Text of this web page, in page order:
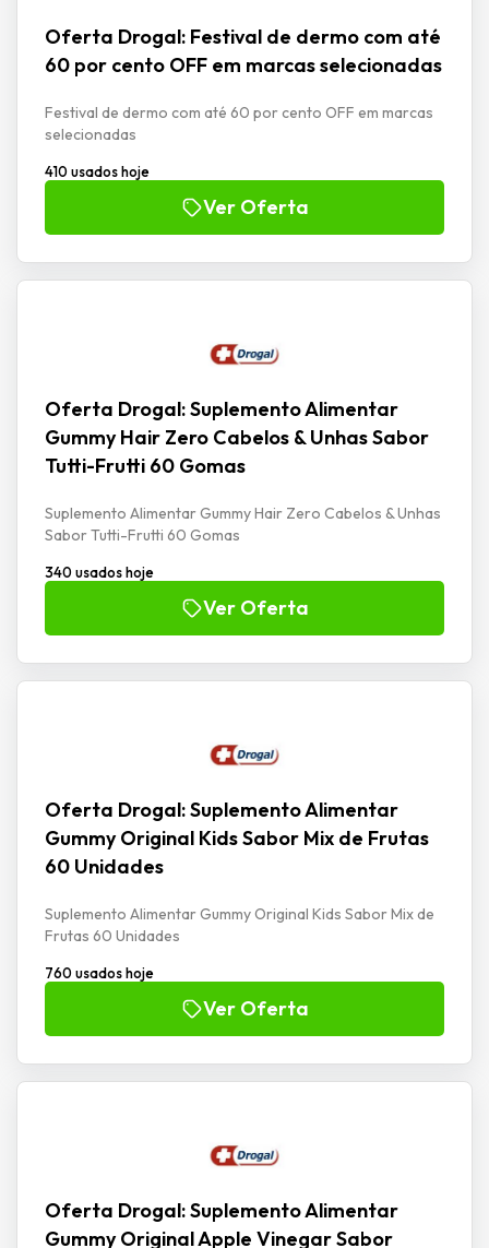
Oferta Drogal: Festival de dermo com até
60 por cento OFF em marcas selecionadas
Festival de dermo com até 60 por cento OFF em marcas
selecionadas
410 usados hoje
Ver Oferta
Oferta Drogal: Suplemento Alimentar
Gummy Hair Zero Cabelos & Unhas Sabor
Tutti-Frutti 60 Gomas
Suplemento Alimentar Gummy Hair Zero Cabelos & Unhas
Sabor Tutti-Frutti 60 Gomas
340 usados hoje
Ver Oferta
Oferta Drogal: Suplemento Alimentar
Gummy Original Kids Sabor Mix de Frutas
60 Unidades
Suplemento Alimentar Gummy Original Kids Sabor Mix de
Frutas 60 Unidades
760 usados hoje
Ver Oferta
Oferta Drogal: Suplemento Alimentar
Gummy Original Apple Vinegar Sabor